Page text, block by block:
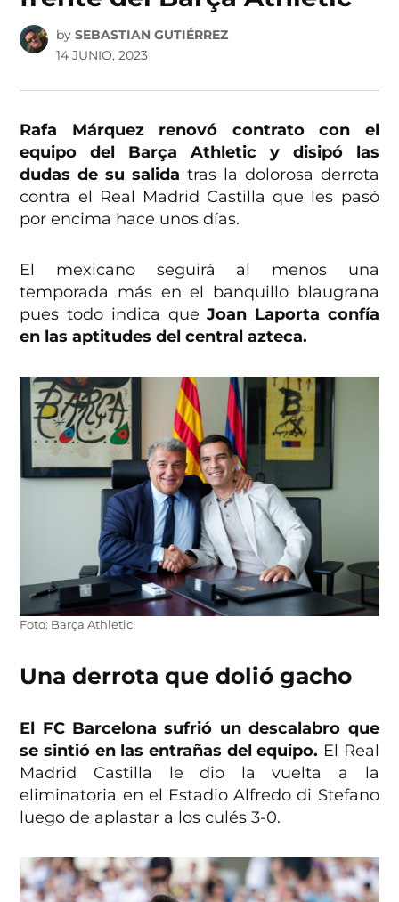
by SEBASTIAN GUTIÉRREZ
14 JUNIO, 2023
Rafa Márquez renovó contrato con el
equipo del Barça Athletic y disipó las
dudas de su salida tras la dolorosa derrota
contra el Real Madrid Castilla que les pasó
por encima hace unos días.
El mexicano seguirá al menos una
temporada más en el banquillo blaugrana
pues todo indica queJoan Laporta confía
en las aptitudes del central azteca.
Foto: Barça Athletic
Una derrota que dolió gacho
El FC Barcelona sufrió un descalabro que
se sintió en las entrañas del equipo. El Real
Madrid Castilla le dio la vuelta a la
eliminatoria en el Estadio Alfredo di Stefano
luego de aplastar a los culés 3-0.